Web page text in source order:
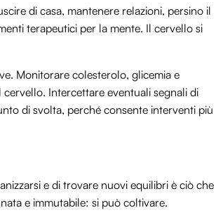
di casa, mantenere relazioni, persino il
terapeutici per la mente. Il cervello si
Monitorare colesterolo, glicemia e
Intercettare eventuali segnali di
di svolta, perché consente interventi più
e di trovare nuovi equilibri è ciò che
e immutabile: si può coltivare.